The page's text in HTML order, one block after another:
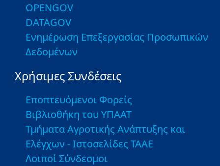
OPENGOV
DATAGOV
Ενημέρωση Επεξεργασίας Προσωπικών
Δεδομένων
Χρήσιμες Συνδέσεις
Εποπτευόμενοι Φορείς
Βιβλιοθήκη του ΥΠΑΑΤ
Τμήματα Αγροτικής Ανάπτυξης και
Ελέγχων - Ιστοσελίδες ΤΑΑΕ
Λοιποί Σύνδεσμοι